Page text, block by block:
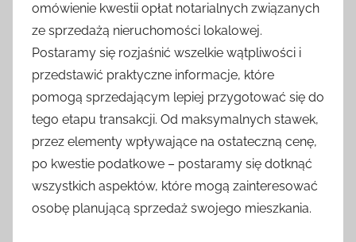
omówienie kwestii opłat notarialnych związanych
ze sprzedażą nieruchomości lokalowej.
Postaramy się rozjaśnić wszelkie wątpliwości i
przedstawić praktyczne informacje, które
pomogą sprzedającym lepiej przygotować się do
tego etapu transakcji. Od maksymalnych stawek,
przez elementy wpływające na ostateczną cenę,
po kwestie podatkowe – postaramy się dotknąć
wszystkich aspektów, które mogą zainteresować
osobę planującą sprzedaż swojego mieszkania.